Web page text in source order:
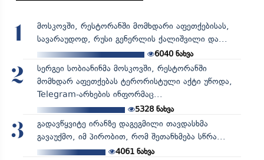
1
მოსკოვში, რესტორანში მომხდარი აფეთქებისას,
სავარაუდოდ, რუსი გენერლის ქალიშვილი და...
6040ნახვა
2
სერგეი სობიანინმა მოსკოვში, რესტორანში
მომხდარ აფეთქებას ტერორისტული აქტი უწოდა,
Telegram-არხების ინფორმაც...
5328ნახვა
3
გადავწყვიტე ირანზე დაგეგმილი თავდასხმა
გავაუქმო, იმ პირობით, რომ შეთანხმება სწრა...
4061ნახვა